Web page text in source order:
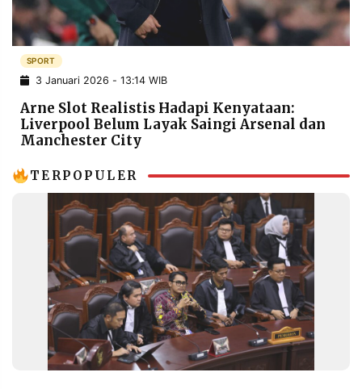
POLICY WARGA
INFORMASI
IKLAN
KIRIM
PENGADUAN TERM
OF
SERVICE
IKUTI
RESOLUSI
MEDIA
SPORT
3 Januari 2026 - 13:14 WIB
Arne Slot Realistis Hadapi Kenyataan:
Liverpool Belum Layak Saingi Arsenal dan
Manchester City
TERPOPULER